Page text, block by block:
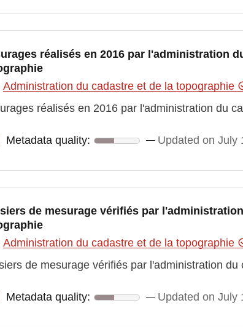
réalisés en 2016 par l'administration
Administration du cadastre et de la topographie
réalisés en 2016 par l'administration du
Metadata quality:
Metadata quality: Updated on July
de mesurage vérifiés par
Administration du cadastre et de la topographie
de mesurage vérifiés par l'administration
Metadata quality:
Metadata quality: Updated on July